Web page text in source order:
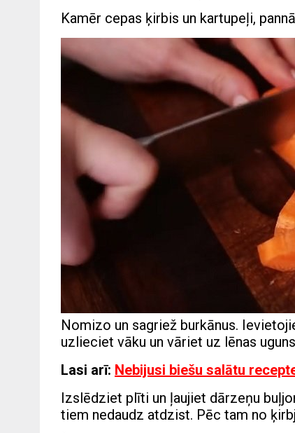
Kamēr cepas ķirbis un kartupeļi,
Nomizo un sagriež burkānus.
uzlieciet vāku un vāriet uz lēnas
Lasi arī: Nebijusi biešu salātu
Izslēdziet plīti un ļaujiet dārzeņu
tiem nedaudz atdzist. Pēc tam no